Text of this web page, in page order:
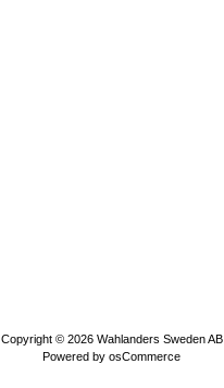
Copyright © 2026 Wahlanders Sweden AB
Powered byosCommerce